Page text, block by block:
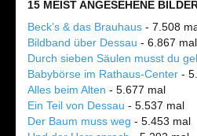
15 MEIST ANGESEHENE
Beck’s & das Brauhaus - 7.508
Bildband über Dessau - 6.867 mal
Durch sieben Säulen musst du
Babybörse im Rathaus-Center -
Alles beim Alten - 5.677 mal
Ein Teil von Dessau - 5.537 mal
Der Baum muss weg - 5.453 mal